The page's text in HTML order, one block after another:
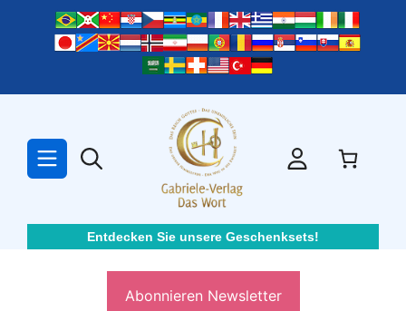
springen
Entdecken Sie unsere Geschenksets!
Abonnieren Newsletter